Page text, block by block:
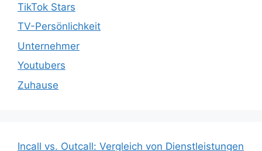
TikTok Stars
TV-Persönlichkeit
Unternehmer
Youtubers
Zuhause
Incall vs. Outcall: Vergleich von Dienstleistungen